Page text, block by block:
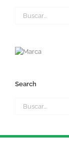
Search